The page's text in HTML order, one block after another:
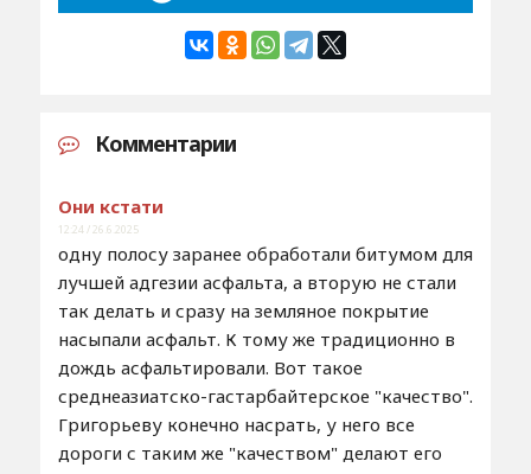
Комментарии
Они кстати
12:24 / 26.6.2025
одну полосу заранее обработали битумом для
лучшей адгезии асфальта, а вторую не стали
так делать и сразу на земляное покрытие
насыпали асфальт. К тому же традиционно в
дождь асфальтировали. Вот такое
среднеазиатско-гастарбайтерское "качество".
Григорьеву конечно насрать, у него все
дороги с таким же "качеством" делают его